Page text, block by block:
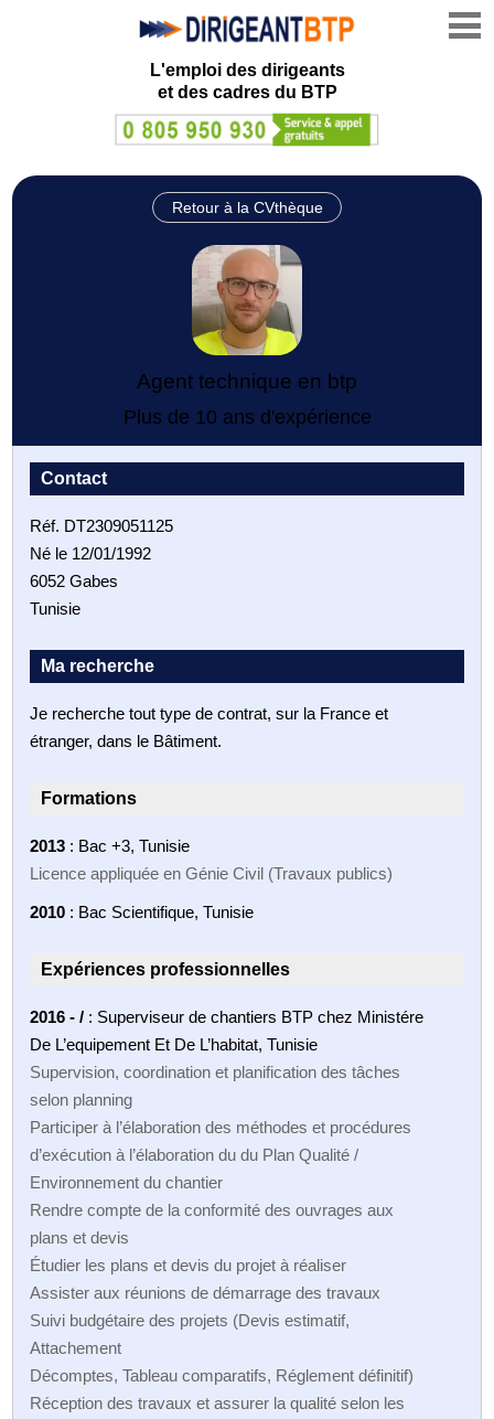
L'emploi des dirigeants
et des cadres du BTP
Retour à la CVthèque
Agent technique en btp
Plus de 10 ans d'expérience
Contact
Réf. DT2309051125
Né le 12/01/1992
6052 Gabes
Tunisie
Ma recherche
Je recherche tout type de contrat, sur la France et
étranger, dans le Bâtiment.
Formations
2013 : Bac +3, Tunisie
Licence appliquée en Génie Civil (Travaux publics)
2010 : Bac Scientifique, Tunisie
Expériences professionnelles
2016 - / : Superviseur de chantiers BTP chez Ministére
De L’equipement Et De L’habitat, Tunisie
Supervision, coordination et planification des tâches
selon planning
Participer à l’élaboration des méthodes et procédures
d’exécution à l’élaboration du du Plan Qualité /
Environnement du chantier
Rendre compte de la conformité des ouvrages aux
plans et devis
Étudier les plans et devis du projet à réaliser
Assister aux réunions de démarrage des travaux
Suivi budgétaire des projets (Devis estimatif,
Attachement
Décomptes, Tableau comparatifs, Réglement définitif)
Réception des travaux et assurer la qualité selon les